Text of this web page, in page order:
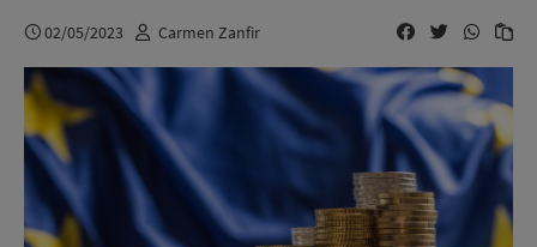
02/05/2023 Carmen Zanfir